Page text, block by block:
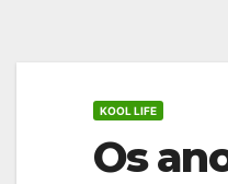
KOOL LIFE
Os